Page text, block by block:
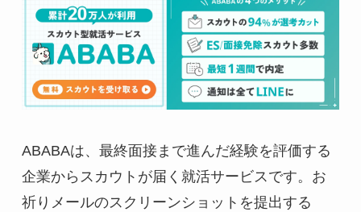
ABABAは、最終面接まで進んだ経験を評価する
企業からスカウトが届く就活サービスです。お
祈りメールのスクリーンショットを提出する